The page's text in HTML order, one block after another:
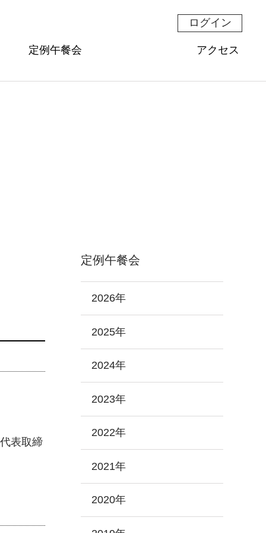
ログイン
定例午餐会 アクセス
表取締
定例午餐会
2026年
2025年
2024年
2023年
2022年
2021年
2020年